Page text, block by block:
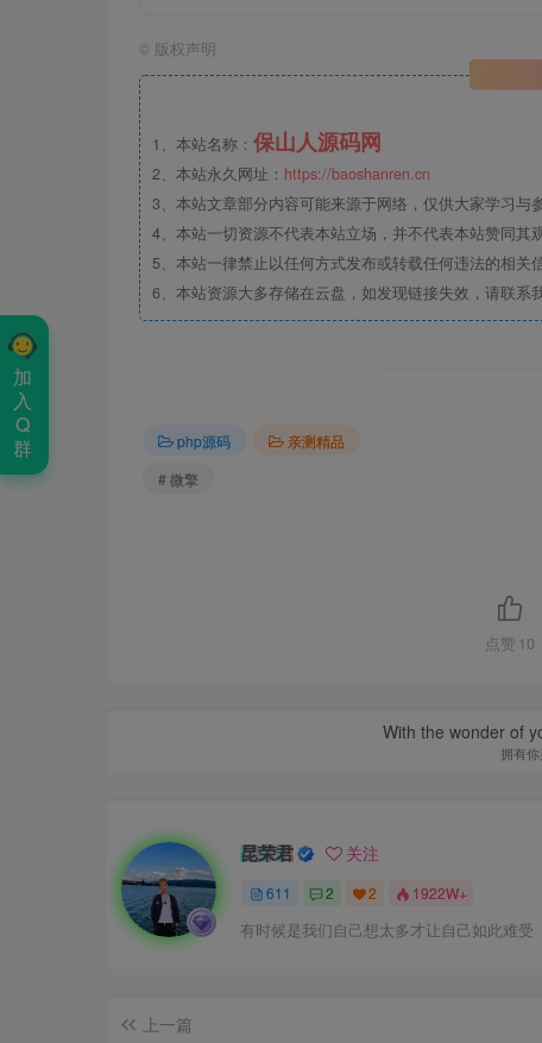
© 版权声明
1、本站名称： 保山人源码网
2、本站永久网址： https://baoshanren.cn
3、本站文章部分内容可能来源于网络，仅供大家学习与
4、本站一切资源不代表本站立场，并不代表本站赞同其
5、本站一律禁止以任何方式发布或转载任何违法的相关
6、本站资源大多存储在云盘，如发现链接失效，请联系
php源码
亲测精品
# 微擎
点赞 10
With the wonder of
拥有
昆荣君 关注
611 2 2 1922W+
有时候是我们自己想太多才让自己如此难受
上一篇
加
入
Q
群